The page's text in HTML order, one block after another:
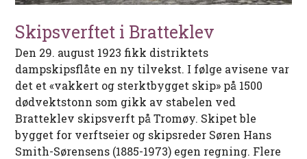
Skipsverftet i Bratteklev
Den 29. august 1923 fikk distriktets
dampskipsflåte en ny tilvekst. I følge avisene var
det et «vakkert og sterktbygget skip» på 1500
dødvektstonn som gikk av stabelen ved
Bratteklev skipsverft på Tromøy. Skipet ble
bygget for verftseier og skipsreder Søren Hans
Smith-Sørensens (1885-1973) egen regning. Flere